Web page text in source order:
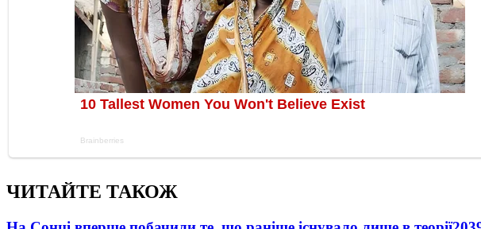
ЧИТАЙТЕ ТАКОЖ